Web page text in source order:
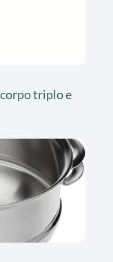
corpo triplo e